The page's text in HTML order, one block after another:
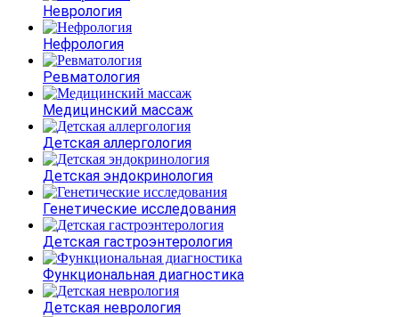
Неврология
Нефрология
Ревматология
Медицинский массаж
Детская аллергология
Детская эндокринология
Генетические исследования
Детская гастроэнтерология
Функциональная диагностика
Детская неврология